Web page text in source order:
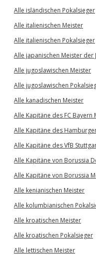
Alle isländischen Pokalsieger
Alle italienischen Meister
Alle italienischen Pokalsieger
Alle japanischen Meister der
Alle jugoslawischen Meister
Alle jugoslawischen
Alle kanadischen Meister
Alle Kapitäne des FC
Alle Kapitäne des
Alle Kapitäne des VfB
Alle Kapitäne von Borussia
Alle Kapitäne von Borussia
Alle kenianischen Meister
Alle kolumbianischen
Alle kroatischen Meister
Alle kroatischen Pokalsieger
Alle lettischen Meister